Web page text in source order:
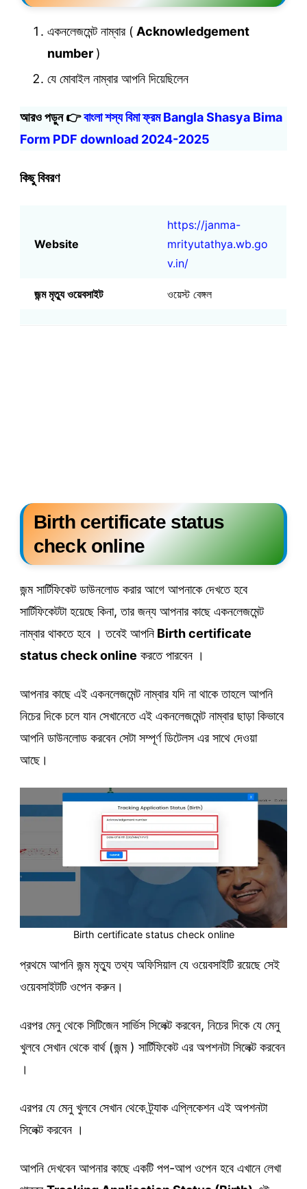
একনলেজমেন্ট নাম্বার ( Acknowledgement
number )
যে মোবাইল নাম্বার আপনি দিয়েছিলেন
আরও পড়ুন 👉বাংলা শস্য বিমা ফ্রম Bangla Shasya Bima
Form PDF download 2024-2025
কিছু বিবরণ
Website
https://janma-
mrityutathya.wb.go
v.in/
জন্ম মৃত্যু ওয়েবসাইট ওয়েস্ট বেঙ্গল
Birth certificate status
check online
জন্ম সার্টিফিকেট ডাউনলোড করার আগে আপনাকে দেখতে হবে
সার্টিফিকেটটা হয়েছে কিনা, তার জন্য আপনার কাছে একনলেজমেন্ট
নাম্বার থাকতে হবে । তবেই আপনি Birth certificate
status check online করতে পারবেন ।
আপনার কাছে এই একনলেজমেন্ট নাম্বার যদি না থাকে তাহলে আপনি
নিচের দিকে চলে যান সেখানেতে এই একনলেজমেন্ট নাম্বার ছাড়া কিভাবে
আপনি ডাউনলোড করবেন সেটা সম্পূর্ণ ডিটেলস এর সাথে দেওয়া
আছে।
Birth certificate status check online
প্রথমে আপনি জন্ম মৃত্যু তথ্য অফিসিয়াল যে ওয়েবসাইটি রয়েছে সেই
ওয়েবসাইটটি ওপেন করুন।
এরপর মেনু থেকে সিটিজেন সার্ভিস সিলেক্ট করবেন, নিচের দিকে যে মেনু
খুলবে সেখান থেকে বার্থ (জন্ম ) সার্টিফিকেট এর অপশনটা সিলেক্ট করবেন
।
এরপর যে মেনু খুলবে সেখান থেকে ট্র্যাক এপ্লিকেশন এই অপশনটা
সিলেক্ট করবেন ।
আপনি দেখবেন আপনার কাছে একটি পপ-আপ ওপেন হবে এখানে লেখা